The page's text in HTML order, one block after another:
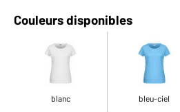
Couleurs disponibles
blanc bleu-ciel